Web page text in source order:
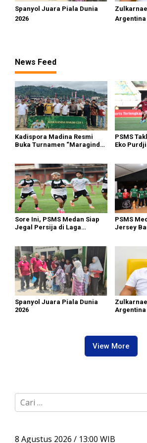
Spanyol Juara Piala Dunia
2026
News Feed
Kadispora Madina Resmi
Buka Turnamen “Maraginda
PSMS
Eko
Sore Ini, PSMS Medan Siap
Jegal Persija di Laga
PSMS
Jersey
Spanyol Juara Piala Dunia
2026
View More
C
a
u
8 Agustus 2026 / 13:00 WIB